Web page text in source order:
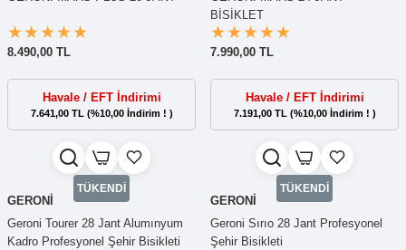
8.490,00 TL
Havale / EFT İndirimi
7.641,00 TL (%10,00 İndirim ! )
BİSİKLET
7.990,00 TL
Havale / EFT İndirimi
7.191,00 TL (%10,00 İndirim ! )
TÜKENDİ
GERONİ
Geroni Tourer 28 Jant Alumınyum
Kadro Profesyonel Şehir Bisikleti
TÜKENDİ
GERONİ
Geroni Sırıo 28 Jant Profesyonel
Şehir Bisikleti